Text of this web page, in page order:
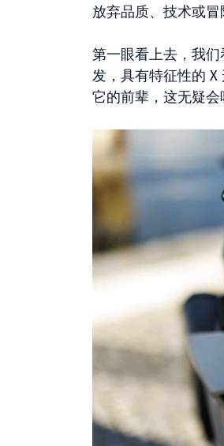
放弃品质、技术或冒
第一眼看上去，我们
发，具有特征性的
它的前辈，这无疑会